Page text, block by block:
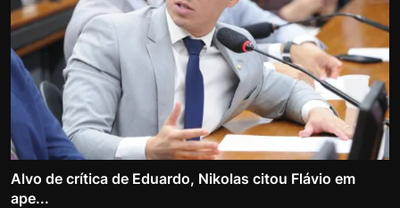
Alvo de crítica de Eduardo, Nikolas citou Flávio em
ape...